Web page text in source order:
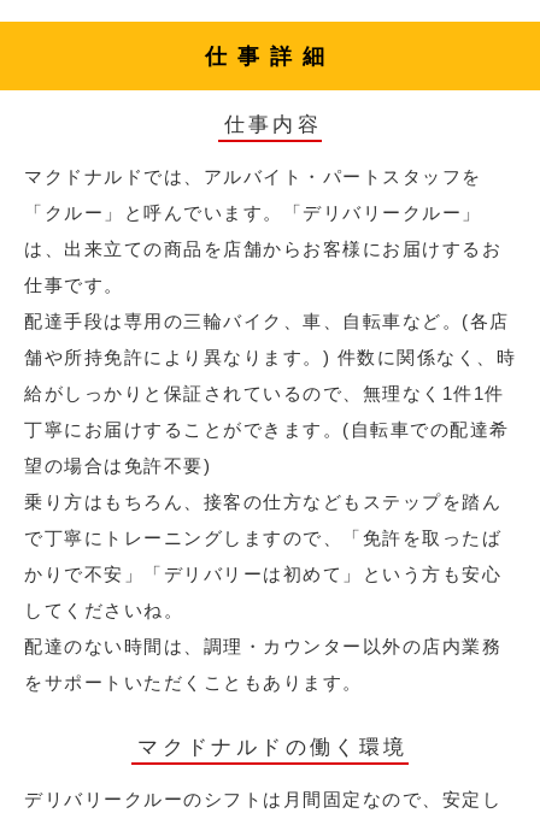
仕事詳細
仕事内容
マクドナルドでは、アルバイト・パートスタッフを
「クルー」と呼んでいます。「デリバリークルー」
は、出来立ての商品を店舗からお客様にお届けするお
仕事です。
配達手段は専用の三輪バイク、車、自転車など。(各店
舗や所持免許により異なります。) 件数に関係なく、時
給がしっかりと保証されているので、無理なく1件1件
丁寧にお届けすることができます。(自転車での配達希
望の場合は免許不要)
乗り方はもちろん、接客の仕方などもステップを踏ん
で丁寧にトレーニングしますので、「免許を取ったば
かりで不安」「デリバリーは初めて」という方も安心
してくださいね。
配達のない時間は、調理・カウンター以外の店内業務
をサポートいただくこともあります。
マクドナルドの働く環境
デリバリークルーのシフトは月間固定なので、安定し